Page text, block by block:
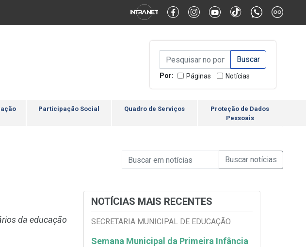
Alternar Alto Contraste Alternar Tamanho da Fonte
Campo de Busca de
Campo de Busca de informaçõesEnviar a Busca
Por: Páginas Notícias
Participação Social Quadro de Serviços
Proteção de Dados
Pessoais
Campo de Busca de Notícias
Campo de Busca de informaçõesEnviar a Busca de
da educação
NOTÍCIAS MAIS RECENTES
SECRETARIA MUNICIPAL DE EDUCAÇÃO
Semana Municipal da Primeira Infância